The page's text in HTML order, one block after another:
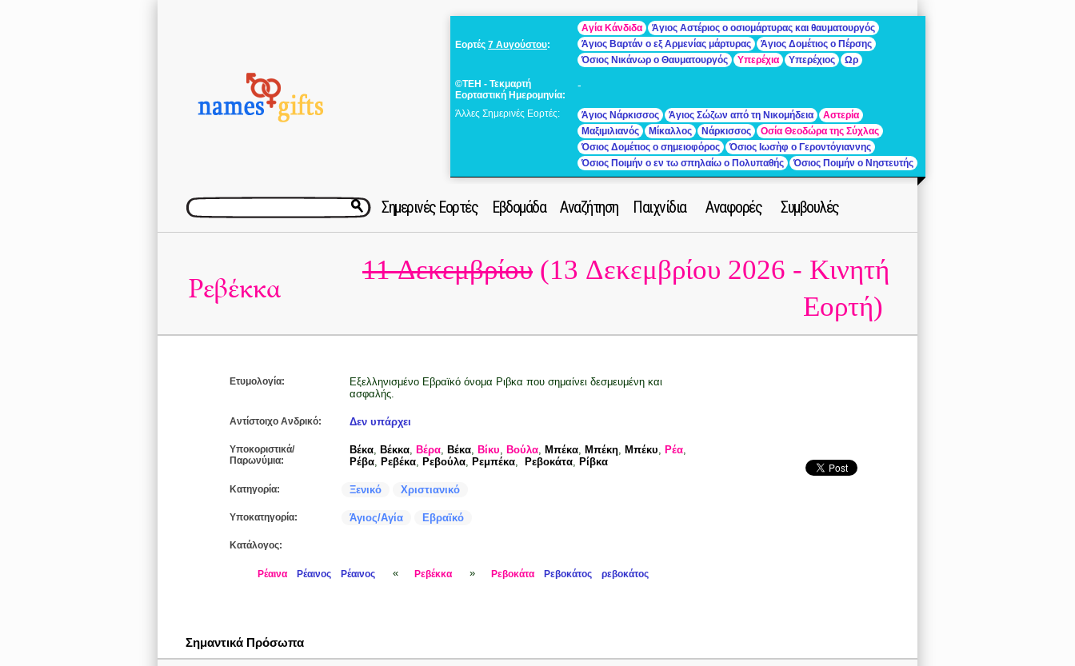
Εορτές 7 Αυγούστου:
Αγία Κάνδιδα
Άγιος Αστέριος ο οσιομάρτυρας και θαυματουργός
Άγιος Βαρτάν ο εξ Αρμενίας μάρτυρας
Άγιος Δομέτιος ο Πέρσης
Όσιος Νικάνωρ ο Θαυματουργός
Υπερέχια Υπερέχιος Ωρ
©ΤΕΗ - Τεκμαρτή
Εορταστική Ημερομηνία:
-
Άλλες Σημερινές Εορτές: Άγιος Νάρκισσος Άγιος Σώζων από τη Νικομήδεια
Αστερία
Μαξιμιλιανός
Μίκαλλος Νάρκισσος
Οσία Θεοδώρα της Σύχλας
Όσιος Δομέτιος ο σημειοφόρος
Όσιος Ιωσὴφ ο Γεροντόγιαννης
Όσιος Ποιμήν ο εν τω σπηλαίω ο Πολυπαθής
Όσιος Ποιμήν ο Νηστευτής
Σημερινές Εορτές Εβδομάδα Αναζήτηση Παιχνίδια Αναφορές Συμβουλές
Ρεβέκκα
11 Δεκεμβρίου (13 Δεκεμβρίου 2026 - Κινητή
Εορτή)
Ετυμολογία:
Εξελληνισμένο Εβραϊκό όνομα Ριβκα που σημαίνει δεσμευμένη και
ασφαλής.
Αντίστοιχο Ανδρικό: Δεν υπάρχει
Υποκοριστικά/
Παρωνύμια:
Βέκα, Βέκκα, Βέρα, Βέκα, Βίκυ, Βούλα, Μπέκα, Μπέκη, Μπέκυ, Ρέα,
Ρέβα, Ρεβέκα, Ρεβούλα, Ρεμπέκα, Ρεβοκάτα, Ρίβκα
Κατηγορία: Ξενικό Χριστιανικό
Υποκατηγορία: Άγιος/Αγία Εβραϊκό
Κατάλογος:
Ρέαινα Ρέαινος Ρέαινος « Ρεβέκκα » Ρεβοκάτα Ρεβοκάτος ρεβοκάτος
Σημαντικά Πρόσωπα